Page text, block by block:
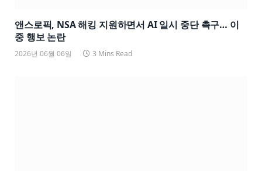
앤스로픽, NSA 해킹 지원하면서 AI 일시 중단 촉구… 이
중 행보 논란
2026년 06월 06일 3 Mins Read